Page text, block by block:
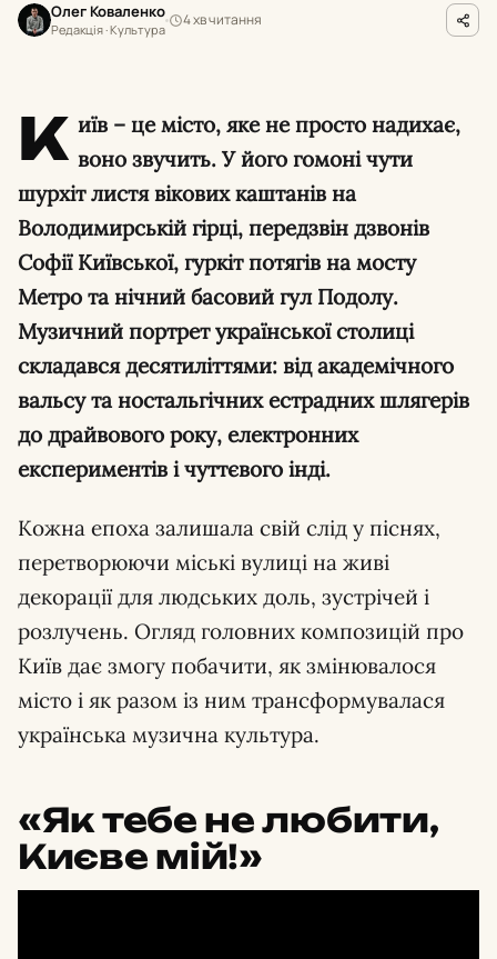
Олег Коваленко
Редакція · Культура
4 хв читання
К иїв – це місто, яке не просто надихає,
воно звучить. У його гомоні чути
шурхіт листя вікових каштанів на
Володимирській гірці, передзвін дзвонів
Софії Київської, гуркіт потягів на мосту
Метро та нічний басовий гул Подолу.
Музичний портрет української столиці
складався десятиліттями: від академічного
вальсу та ностальгічних естрадних шлягерів
до драйвового року, електронних
експериментів і чуттєвого інді.
Кожна епоха залишала свій слід у піснях,
перетворюючи міські вулиці на живі
декорації для людських доль, зустрічей і
розлучень. Огляд головних композицій про
Київ дає змогу побачити, як змінювалося
місто і як разом із ним трансформувалася
українська музична культура.
«Як тебе не любити,
Києве мій!»